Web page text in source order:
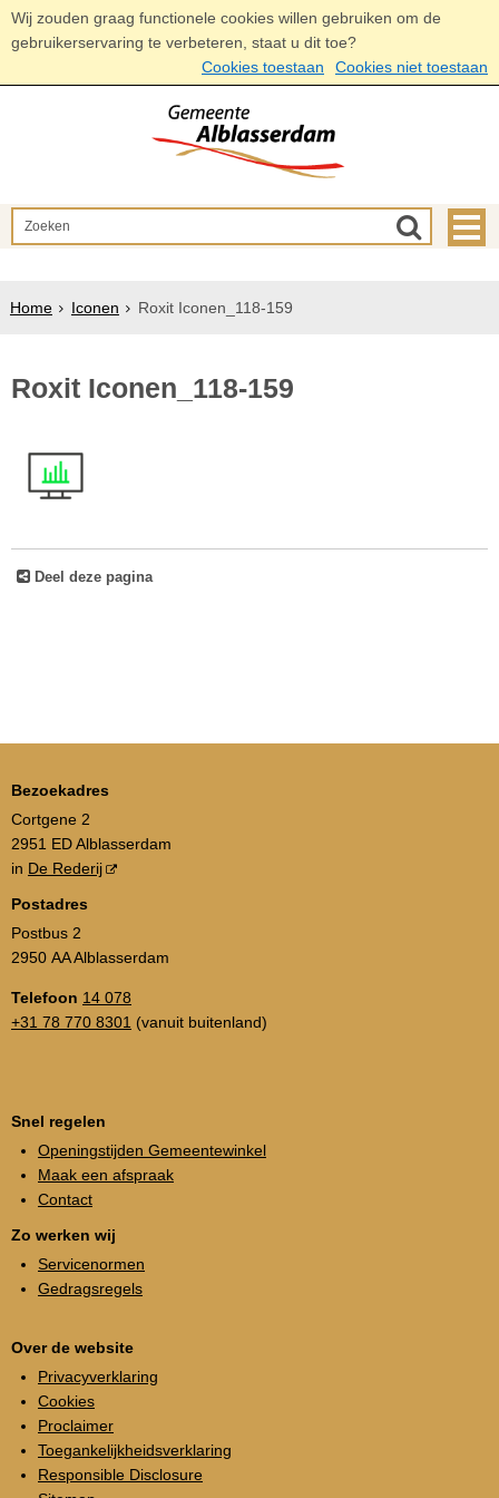
Wij zouden graag functionele cookies willen gebruiken om de
gebruikerservaring te verbeteren, staat u dit toe?
Cookies toestaan
Cookies niet toestaan
Home Iconen Roxit Iconen_118-159
Roxit Iconen_118-159
Deel deze pagina
Bezoekadres
Cortgene 2
2951 ED Alblasserdam
in De Rederij
Postadres
Postbus 2
2950 AA Alblasserdam
Telefoon 14 078
+31 78 770 8301 (vanuit buitenland)
Snel regelen
Openingstijden Gemeentewinkel
Maak een afspraak
Contact
Zo werken wij
Servicenormen
Gedragsregels
Over de website
Privacyverklaring
Cookies
Proclaimer
Toegankelijkheidsverklaring
Responsible Disclosure